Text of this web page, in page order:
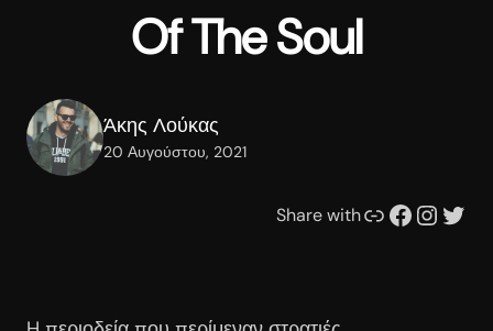
Of The Soul
Άκης Λούκας
20 Αυγούστου, 2021
Share withΣυνδέσμου Facebook Instagram Twitter